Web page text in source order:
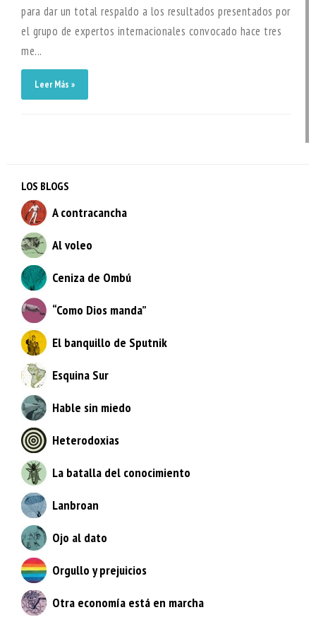
para dar un total respaldo a los resultados presentados por
el grupo de expertos internacionales convocado hace tres
me...
Leer Más »
LOS BLOGS
A contracancha
Al voleo
Ceniza de Ombú
“Como Dios manda”
El banquillo de Sputnik
Esquina Sur
Hable sin miedo
Heterodoxias
La batalla del conocimiento
Lanbroan
Ojo al dato
Orgullo y prejuicios
Otra economía está en marcha